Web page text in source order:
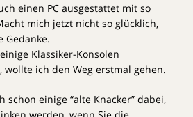
einen PC ausgestattet mit so
mich jetzt nicht so glücklich,
Gedanke.
Klassiker-Konsolen
ich den Weg erstmal gehen.
schon einige “alte Knacker” dabei,
werden, wenn Sie die